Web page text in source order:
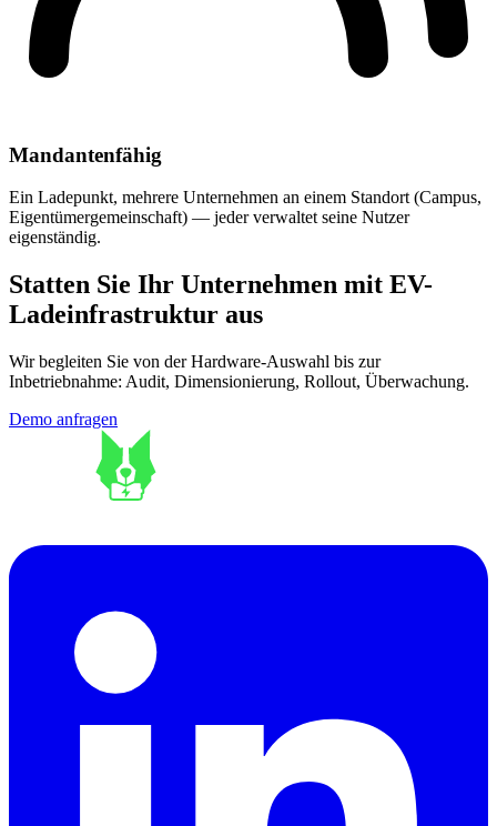
Mandantenfähig
Ein Ladepunkt, mehrere Unternehmen an einem Standort (Campus,
Eigentümergemeinschaft) — jeder verwaltet seine Nutzer
eigenständig.
Statten Sie Ihr Unternehmen mit EV-
Ladeinfrastruktur aus
Wir begleiten Sie von der Hardware-Auswahl bis zur
Inbetriebnahme: Audit, Dimensionierung, Rollout, Überwachung.
Demo anfragen